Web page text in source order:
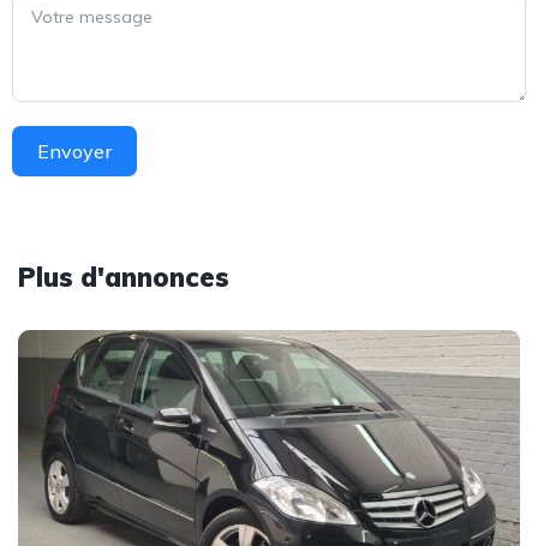
Envoyer
Plus d'annonces